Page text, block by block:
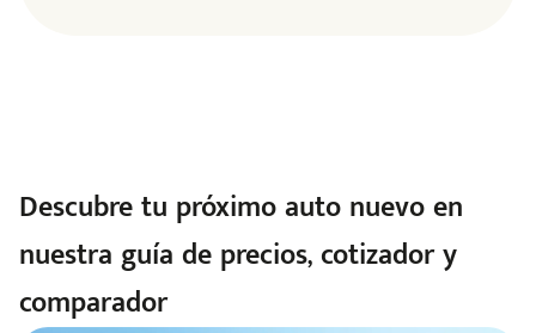
Descubre tu próximo auto nuevo en
nuestra guía de precios, cotizador y
comparador